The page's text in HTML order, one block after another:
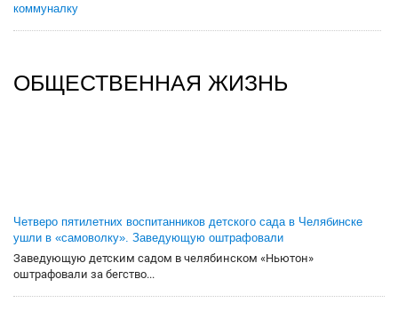
коммуналку
ОБЩЕСТВЕННАЯ ЖИЗНЬ
Четверо пятилетних воспитанников детского сада в Челябинске
ушли в «самоволку». Заведующую оштрафовали
Заведующую детским садом в челябинском «Ньютон»
оштрафовали за бегство...